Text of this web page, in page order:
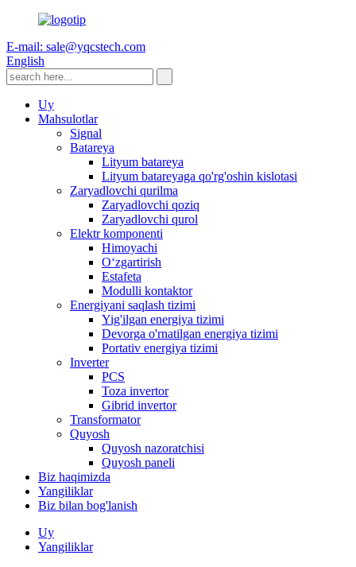
E-mail: sale@yqcstech.com
English
Uy
Mahsulotlar
Signal
Batareya
Lityum batareya
Lityum batareyaga qo'rg'oshin kislotasi
Zaryadlovchi qurilma
Zaryadlovchi qoziq
Zaryadlovchi qurol
Elektr komponenti
Himoyachi
Oʻzgartirish
Estafeta
Modulli kontaktor
Energiyani saqlash tizimi
Yig'ilgan energiya tizimi
Devorga o'rnatilgan energiya tizimi
Portativ energiya tizimi
Inverter
PCS
Toza invertor
Gibrid invertor
Transformator
Quyosh
Quyosh nazoratchisi
Quyosh paneli
Biz haqimizda
Yangiliklar
Biz bilan bog'lanish
Uy
Yangiliklar